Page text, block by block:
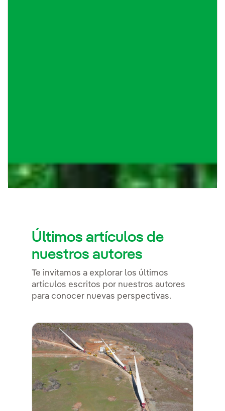
Últimos artículos de
nuestros autores
Te invitamos a explorar los últimos
artículos escritos por nuestros autores
para conocer nuevas perspectivas.